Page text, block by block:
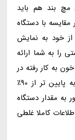
مچ بند هم باید
قلب می بند 7 پرو در مقایسه با دستگاه
خود به نمایش
را به شما ارائه
به کار رفته در
آن وقتی که مقدار اکسیژن در خون شما به پایین تر از 90٪
مقدار دستگاه
کاملا غلطی